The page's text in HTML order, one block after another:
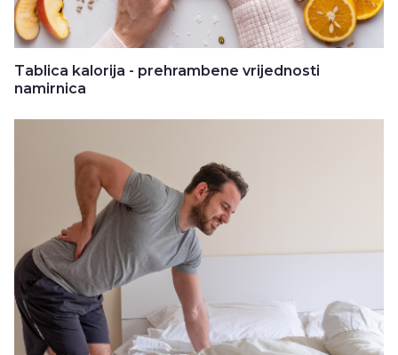
Tablica kalorija - prehrambene vrijednosti
namirnica